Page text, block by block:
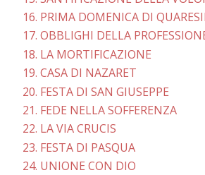
16. PRIMA DOMENICA DI
17. OBBLIGHI DELLA
18. LA MORTIFICAZIONE
19. CASA DI NAZARET
20. FESTA DI SAN GIUSEPPE
21. FEDE NELLA SOFFERENZA
22. LA VIA CRUCIS
23. FESTA DI PASQUA
24. UNIONE CON DIO